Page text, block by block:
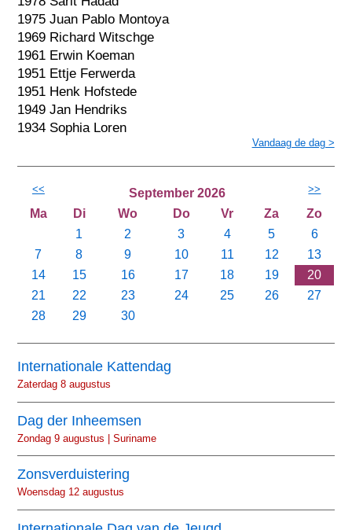
1975 Juan Pablo Montoya
1969 Richard Witschge
1961 Erwin Koeman
1951 Ettje Ferwerda
1951 Henk Hofstede
1949 Jan Hendriks
1934 Sophia Loren
Vandaag de dag >
<< September 2026 >>
Ma Di Wo Do Vr Za
Zo
1
2 3 4 5
6
7
8 9 10 11 12
13
14
15 16 17 18 19
20
21
22 23 24 25 26
27
28
29 30
Internationale Kattendag
Zaterdag 8 augustus
Dag der Inheemsen
Zondag 9 augustus | Suriname
Zonsverduistering
Woensdag 12 augustus